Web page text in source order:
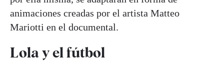
animaciones creadas por el artista Matteo
Mariotti en el documental.
Lola y el fútbol